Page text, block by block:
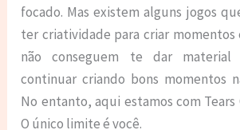
focado. Mas existem alguns jogos
ter criatividade para criar momentos
não conseguem te dar material
continuar criando bons momentos
No entanto, aqui estamos com Tears
O único limite é você.